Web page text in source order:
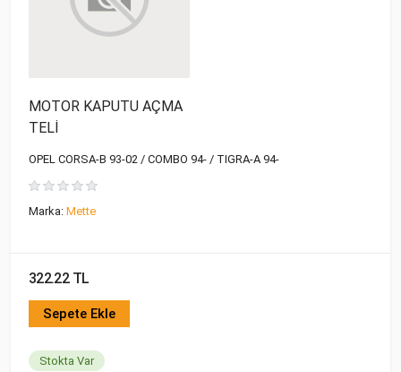
MOTOR KAPUTU AÇMA
TELİ
OPEL CORSA-B 93-02 / COMBO 94- / TIGRA-A 94-
Marka: Mette
322.22 TL
Sepete Ekle
Stokta Var